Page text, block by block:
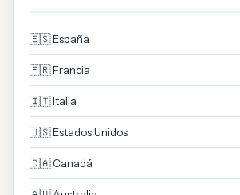
🇪🇸 España
🇫🇷 Francia
🇮🇹 Italia
🇺🇸 Estados Unidos
🇨🇦 Canadá